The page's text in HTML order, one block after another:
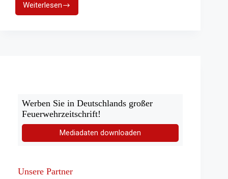
Weiterlesen
50
Jahre
Werben Sie in Deutschlands großer
Feuerwehrzeitschrift!
Mediadaten downloaden
Unsere Partner